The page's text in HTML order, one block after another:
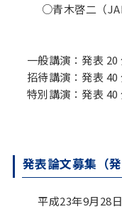
○青木啓二（
一般講演：発表
招待講演：発表 40
特別講演：発表 40
発表論文募集（
平成23年9月28